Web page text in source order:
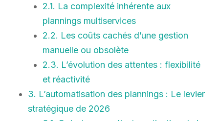
2.1. La complexité inhérente aux
plannings multiservices
2.2. Les coûts cachés d’une gestion
manuelle ou obsolète
2.3. L’évolution des attentes : flexibilité
et réactivité
3. L’automatisation des plannings : Le levier
stratégique de 2026